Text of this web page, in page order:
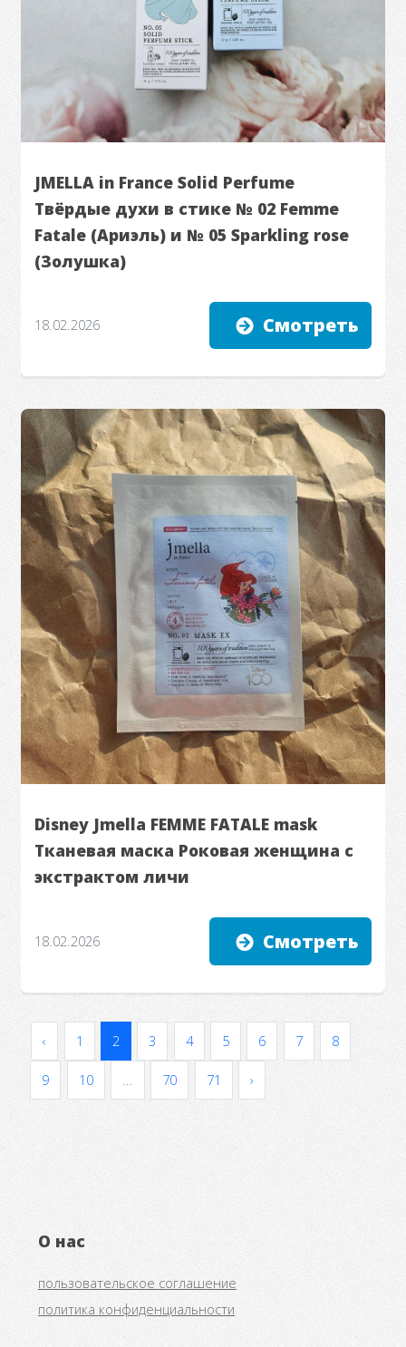
JMELLA in France Solid Perfume
Твёрдые духи в стике № 02 Femme
Fatale (Ариэль) и № 05 Sparkling rose
(Золушка)
18.02.2026 Смотреть
Disney Jmella FEMME FATALE mask
Тканевая маска Роковая женщина с
экстрактом личи
18.02.2026 Смотреть
‹ 1 2 3 4 5 6 7 8
9 10 70 71 ›
О нас
пользовательское соглашение
политика конфиденциальности